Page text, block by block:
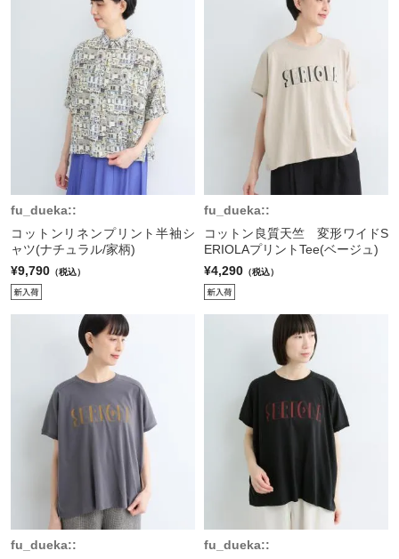
fu_dueka::
コットンリネンプリント半袖シ
ャツ(ナチュラル/家柄)
¥9,790 （税込）
fu_dueka::
コットン良質天竺 変形ワイドS
ERIOLAプリントTee(ベージュ)
¥4,290 （税込）
fu_dueka::
fu_dueka::